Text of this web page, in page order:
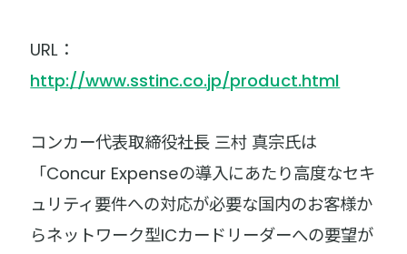
URL：
http://www.sstinc.co.jp/product.html
コンカー代表取締役社長 三村 真宗氏は
「Concur Expenseの導入にあたり高度なセキ
ュリティ要件への対応が必要な国内のお客様か
らネットワーク型ICカードリーダーへの要望が